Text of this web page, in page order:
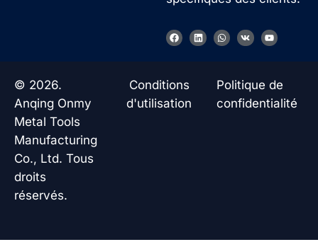
F
a
o
k
L
i
W
h
a
p
V
k
Y
o
e
© 2026.
Anqing Onmy
Metal Tools
Manufacturing
Co., Ltd. Tous
droits
réservés.
Conditions
d'utilisation
Politique de
confidentialité